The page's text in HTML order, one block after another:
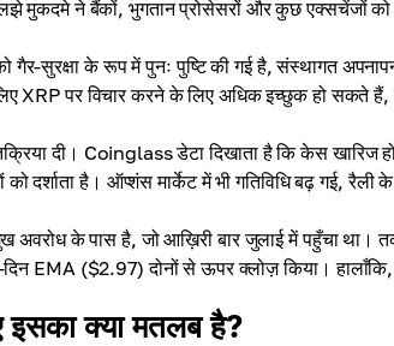
मुकदमे ने बैंकों, भुगतान प्रोसेसरों और कुछ एक्सचेंजों को
गैर-सुरक्षा के रूप में पुनः पुष्टि की गई है, संस्थागत
XRP पर विचार करने के लिए अधिक इच्छुक हो सकते
दी। Coinglass डेटा दिखाता है कि केस
को दर्शाता है। ऑप्शंस मार्केट में भी गतिविधि बढ़ गई,
के पास है, जो आख़िरी बार जुलाई में पहुँचा था।
EMA ($2.97) दोनों से ऊपर क्लोज़ किया। हालाँकि,
क्या मतलब है?